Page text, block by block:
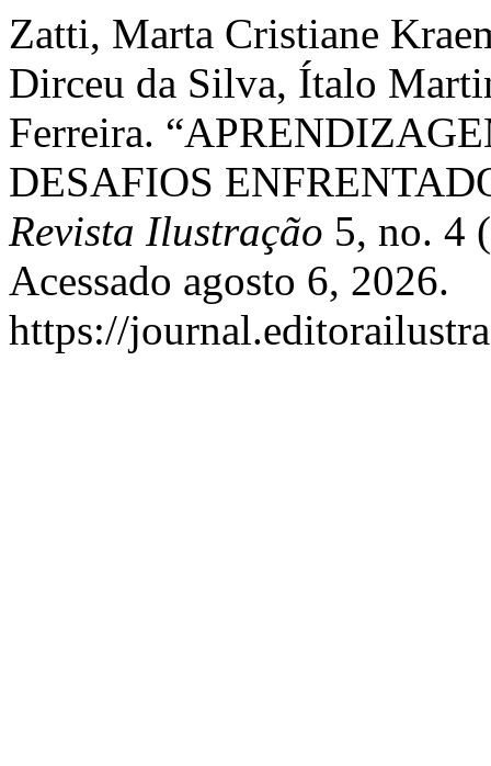
Zatti, Marta Cristiane
Dirceu da Silva, Ítalo
Ferreira.
DESAFIOS
Revista Ilustração 5, no. 4
Acessado agosto 6, 2026.
https://